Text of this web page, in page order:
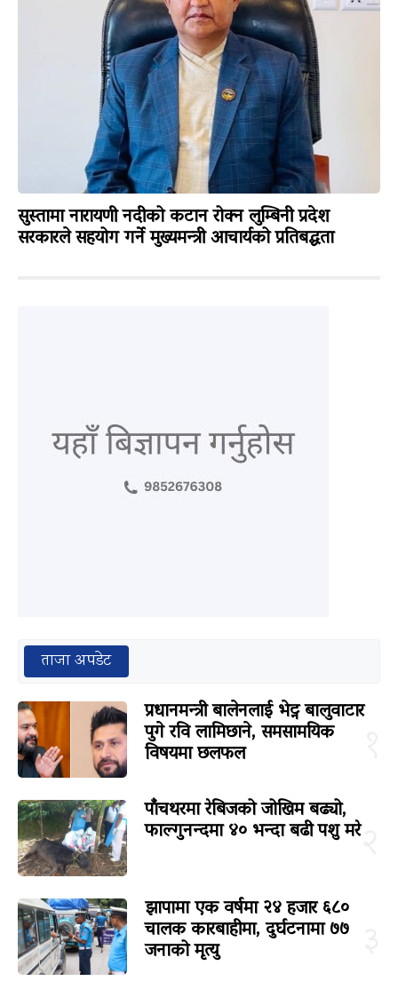
सुस्तामा नारायणी नदीको कटान रोक्न लुम्बिनी प्रदेश
सरकारले सहयोग गर्ने मुख्यमन्त्री आचार्यको प्रतिबद्धता
ताजा अपडेट
प्रधानमन्त्री बालेनलाई भेट्न बालुवाटार
पुगे रवि लामिछाने, समसामयिक
विषयमा छलफल
२
पाँचथरमा रेबिजको जोखिम बढ्यो,
फाल्गुनन्दमा ४० भन्दा बढी पशु मरे
झापामा एक वर्षमा २४ हजार ६८०
चालक कारबाहीमा, दुर्घटनामा ७७
जनाको मृत्यु